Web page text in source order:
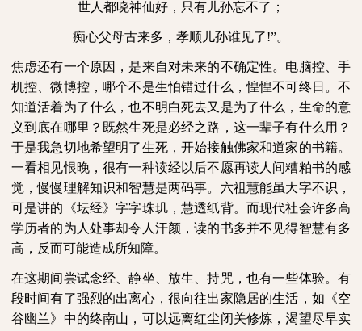
世人都晓神仙好， 只有儿孙忘不了；
痴心父母古来多， 孝顺儿孙谁见了!”。
焦虑还有一个原因，是来自对未来的不确定性。电脑控、手
机控、微博控，哪个不是生怕错过什么，惶惶不可终日。不
知道活着为了什么，也不明白死去又是为了什么，生命的意
义到底在哪里？既然生死是必经之路，这一辈子有什么用？
于是我急切地希望明了生死，开始接触佛家和道家的书籍。
一看相见恨晚，很有一种读经以后不愿再读人间糟粕书的感
觉，慢慢理解知识和智慧是两码事。六祖慧能虽大字不识，
可是讲的《坛经》字字珠玑，慧透纸背。而现代社会许多高
学历者的为人处事却令人汗颜，读的书多并不见得智慧有多
高，反而可能造成所知障。
在这期间尝试念经、静坐、放生、持咒，也有一些体验。有
段时间有了强烈的出离心，很向往出家隐居的生活，如《空
谷幽兰》中的终南山，可以远离红尘闭关修炼，渴望尽早实